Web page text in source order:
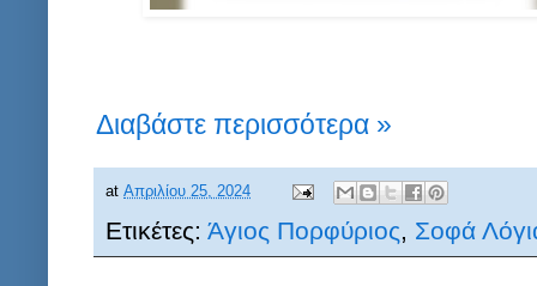
Διαβάστε περισσότερα »
at Απριλίου 25, 2024
Ετικέτες: Άγιος Πορφύριος, Σοφά